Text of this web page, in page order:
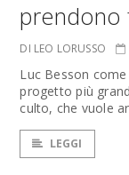
prendono
DI LEO LORUSSO
Luc Besson
progetto più
culto, che vuole
LEGGI